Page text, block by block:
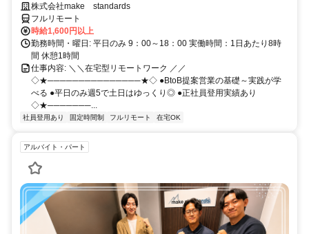
スキルアップ
株式会社make standards
フルリモート
時給1,600円以上
勤務時間・曜日: 平日のみ 9：00～18：00 実働時間：1日あたり8時
間 休憩1時間
仕事内容: ＼＼在宅型リモートワーク ／／
◇★───────────────★◇ ●BtoB提案営業の基礎～実践が学
べる ●平日のみ週5で土日はゆっくり◎ ●正社員登用実績あり
◇★───────...
社員登用あり 固定時間制 フルリモート 在宅OK
アルバイト・パート